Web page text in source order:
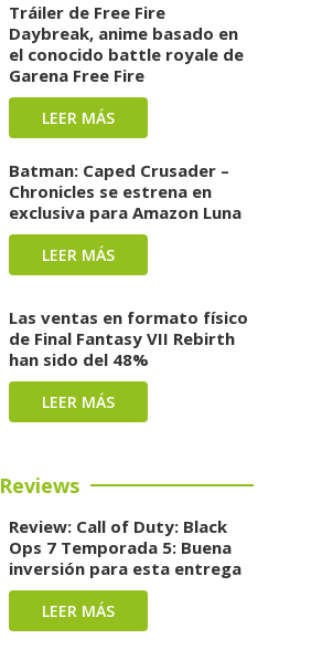
Tráiler de Free Fire
Daybreak, anime basado en
el conocido battle royale de
Garena Free Fire
LEER MÁS
Batman: Caped Crusader –
Chronicles se estrena en
exclusiva para Amazon Luna
LEER MÁS
Las ventas en formato físico
de Final Fantasy VII Rebirth
han sido del 48%
LEER MÁS
Reviews
Review: Call of Duty: Black
Ops 7 Temporada 5: Buena
inversión para esta entrega
LEER MÁS